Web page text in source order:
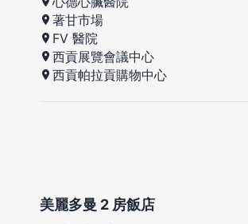
著甘市場
FV 醫院
西貢展覽會議中心
西貢帕拉貢購物中心
美麗多曼 2 房飯店